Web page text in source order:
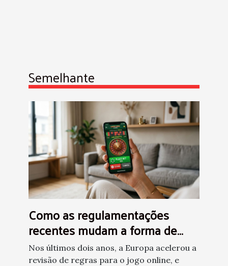
Semelhante
Como as regulamentações
recentes mudam a forma de
apostar em cassinos online?
Nos últimos dois anos, a Europa acelerou a
revisão de regras para o jogo online, e